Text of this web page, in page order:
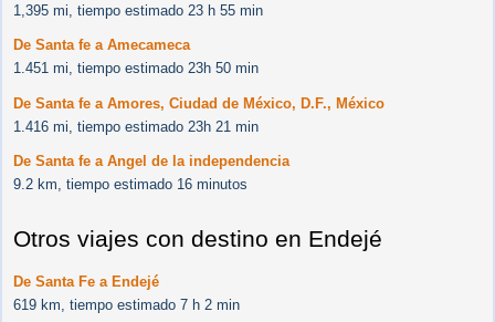
1,395 mi, tiempo estimado 23 h 55 min
De Santa fe a Amecameca
1.451 mi, tiempo estimado 23h 50 min
De Santa fe a Amores, Ciudad de México, D.F., México
1.416 mi, tiempo estimado 23h 21 min
De Santa fe a Angel de la independencia
9.2 km, tiempo estimado 16 minutos
Otros viajes con destino en Endejé
De Santa Fe a Endejé
619 km, tiempo estimado 7 h 2 min